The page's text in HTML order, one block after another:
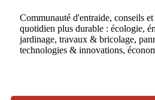
Communauté d'entraide, conseils
quotidien plus durable : écologie,
jardinage, travaux & bricolage,
technologies & innovations,